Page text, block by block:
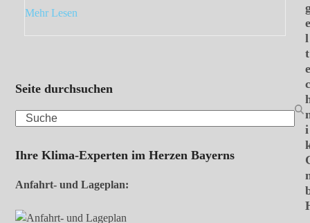
Mehr Lesen
Seite durchsuchen
Search
Ihre Klima-Experten im Herzen Bayerns
Anfahrt- und Lageplan:
e
l
t
e
c
i